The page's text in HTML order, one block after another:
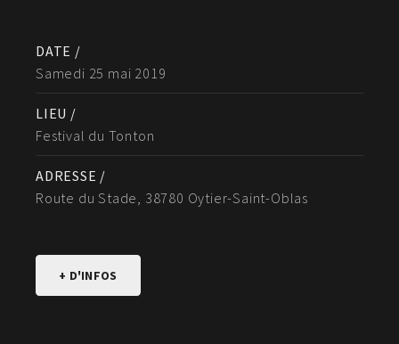
DATE /
Samedi 25 mai 2019
LIEU /
Festival du Tonton
ADRESSE /
Route du Stade, 38780 Oytier-Saint-Oblas
+ D'INFOS